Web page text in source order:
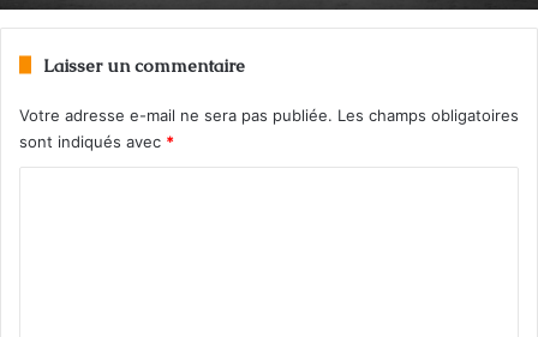
Laisser un commentaire
Votre adresse e-mail ne sera pas publiée. Les champs obligatoires
sont indiqués avec *